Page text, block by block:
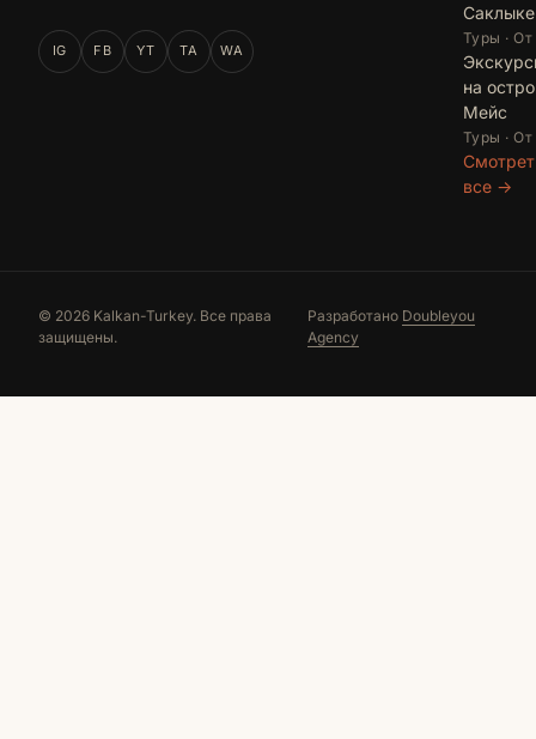
IG FB YT TA WA
Туры ·
на
Мейс
Туры ·
все →
© 2026 Kalkan-Turkey. Все права
защищены.
Разработано Doubleyou
Agency